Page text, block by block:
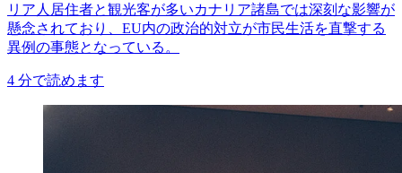
リア人居住者と観光客が多いカナリア諸島では深刻な影響が
懸念されており、EU内の政治的対立が市民生活を直撃する
異例の事態となっている。
4 分で読めます